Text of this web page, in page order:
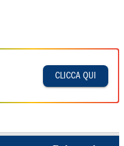
CLICCA QUI